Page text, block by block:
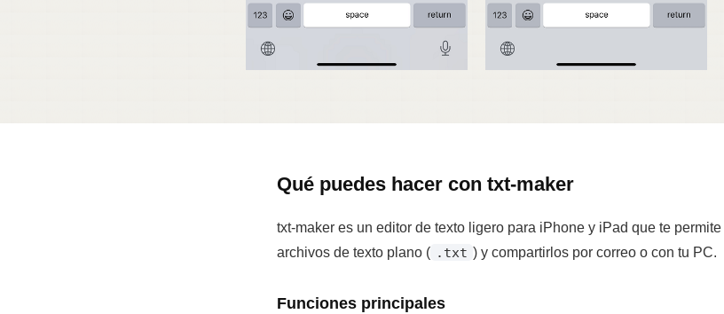
Qué puedes hacer con txt-maker
txt-maker es un editor de texto ligero para iPhone y iPad que te
archivos de texto plano ( .txt ) y compartirlos por correo o con tu PC.
Funciones principales